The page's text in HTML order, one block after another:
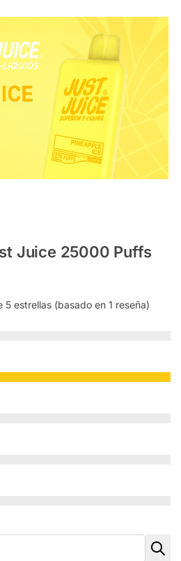
Juice 25000 Puffs
5 estrellas (basado en 1 reseña)